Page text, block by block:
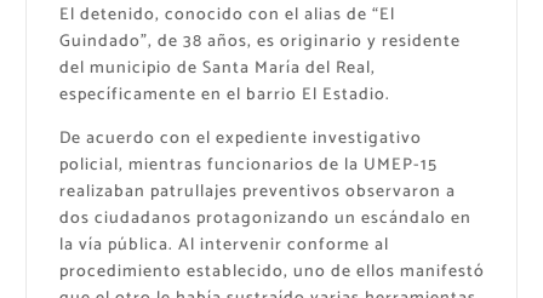
El detenido, conocido con el alias de “El
Guindado”, de 38 años, es originario y residente
del municipio de Santa María del Real,
específicamente en el barrio El Estadio.
De acuerdo con el expediente investigativo
policial, mientras funcionarios de la UMEP-15
realizaban patrullajes preventivos observaron a
dos ciudadanos protagonizando un escándalo en
la vía pública. Al intervenir conforme al
procedimiento establecido, uno de ellos manifestó